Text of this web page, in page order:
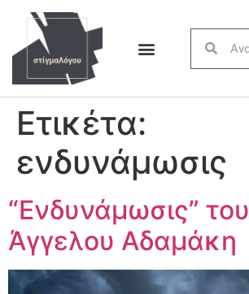
Ετικέτα:
ενδυνάμωσις
“Ενδυνάμωσις” του
Άγγελου Αδαμάκη